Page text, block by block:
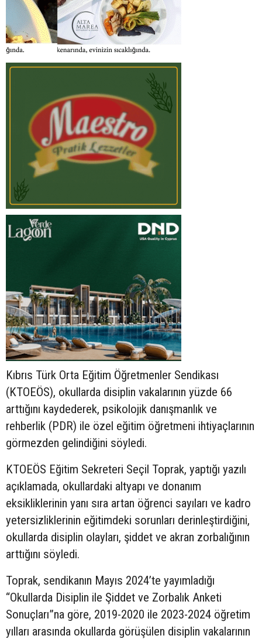
Kıbrıs Türk Orta Eğitim Öğretmenler Sendikası
(KTOEÖS), okullarda disiplin vakalarının yüzde 66
arttığını kaydederek, psikolojik danışmanlık ve
rehberlik (PDR) ile özel eğitim öğretmeni ihtiyaçlarının
görmezden gelindiğini söyledi.
KTOEÖS Eğitim Sekreteri Seçil Toprak, yaptığı yazılı
açıklamada, okullardaki altyapı ve donanım
eksikliklerinin yanı sıra artan öğrenci sayıları ve kadro
yetersizliklerinin eğitimdeki sorunları derinleştirdiğini,
okullarda disiplin olayları, şiddet ve akran zorbalığının
arttığını söyledi.
Toprak, sendikanın Mayıs 2024’te yayımladığı
“Okullarda Disiplin ile Şiddet ve Zorbalık Anketi
Sonuçları”na göre, 2019-2020 ile 2023-2024 öğretim
yılları arasında okullarda görüşülen disiplin vakalarının